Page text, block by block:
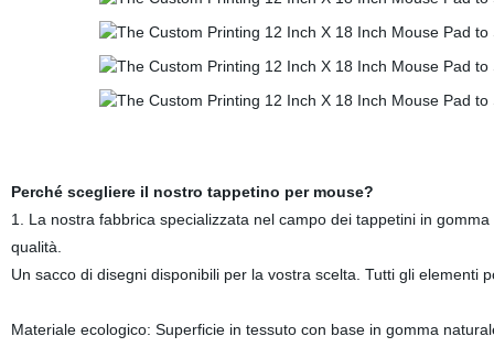
Perché scegliere il nostro tappetino per mouse?
1. La nostra fabbrica specializzata nel campo dei tappetini in
qualità.
Un sacco di disegni disponibili per la vostra scelta. Tutti gli elementi
Materiale ecologico: Superficie in tessuto con base in gomma